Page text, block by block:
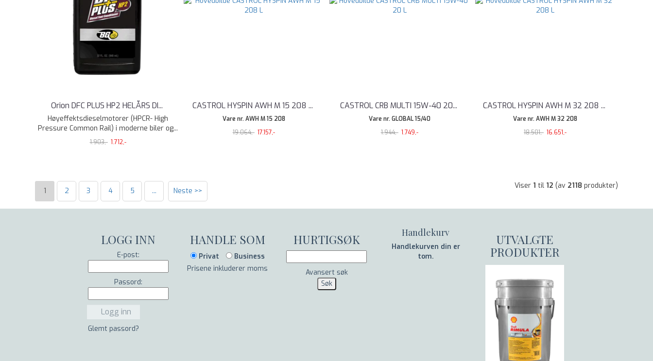
Orion DFC PLUS HP2 HELÅRS DI...
Høyeffektsdieselmotorer (HPCR- High
Pressure Common Rail) i moderne biler og...
1.903,- 1.712,-
CASTROL HYSPIN AWH M 15 208 ...
Vare nr. AWH M 15 208
19.064,- 17.157,-
CASTROL CRB MULTI 15W-40 20...
Vare nr. GLOBAL 15/40
1.944,- 1.749,-
CASTROL HYSPIN AWH M 32 208 ...
Vare nr. AWH M 32 208
18.501,- 16.651,-
1 2 3 4 5 ... Neste >>
Viser 1 til 12 (av 2118 produkter)
LOGG INN
E-post:
Passord:
Glemt passord?
HANDLE SOM
Privat
Business
Prisene inkluderer moms
HURTIGSØK
Avansert søk
Handlekurv
Handlekurven din er
tom.
UTVALGTE
PRODUKTER
TOWA 670-ARM
FISKERIHANSKE U/FOR
Før:170,-Nå:119,-
SF2353 SØNNAK
POWERPRO
EXIDE LADER 12/15, 12V
15A